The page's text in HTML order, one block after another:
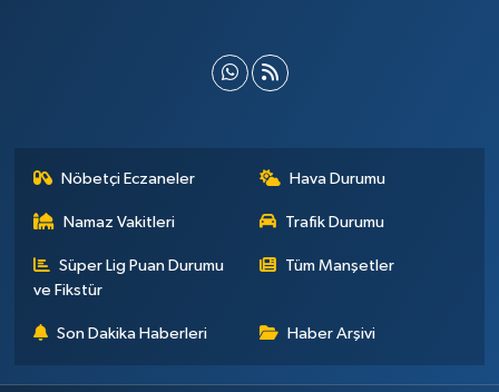
Nöbetçi Eczaneler Hava Durumu
Namaz Vakitleri Trafik Durumu
Süper Lig Puan Durumu
ve Fikstür
Tüm Manşetler
Son Dakika Haberleri Haber Arşivi